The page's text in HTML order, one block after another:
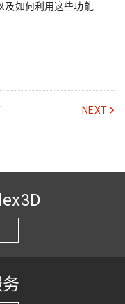
及如何利用这些功能
NEXT